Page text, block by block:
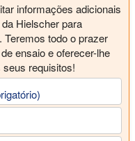
informações adicionais
Hielscher para
todo o prazer
ensaio e oferecer-lhe
requisitos!